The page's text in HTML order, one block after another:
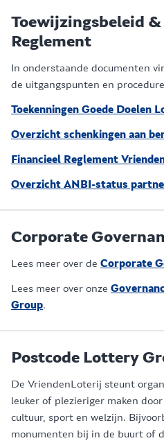
Toewijzingsbeleid
Reglement
In onderstaande documenten
de uitgangspunten en
Toekenningen Goede Doelen
Overzicht schenkingen aan
Financieel Reglement
Overzicht ANBI-status
Corporate
Lees meer over de Corporate
Lees meer over onze
Group.
Postcode Lottery
De VriendenLoterij steunt
leuker of plezieriger maken
cultuur, sport en welzijn.
monumenten bij in de buurt of